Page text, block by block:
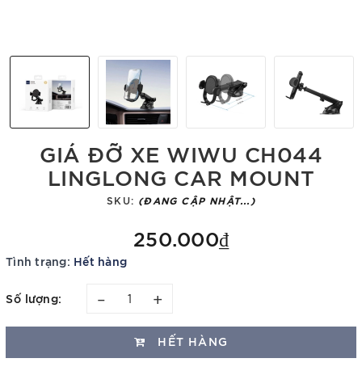
GIÁ ĐỠ XE WIWU CH044
LINGLONG CAR MOUNT
SKU: (ĐANG CẬP NHẬT...)
250.000₫
Tình trạng: Hết hàng
Số lượng: – +
HẾT HÀNG